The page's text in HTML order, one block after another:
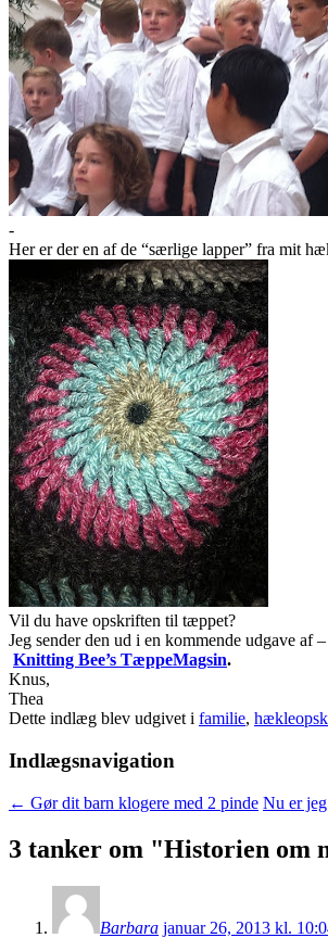
-
Her er der en af de “særlige lapper” fra mit
Vil du have opskriften til tæppet?
Jeg sender den ud i en kommende udgave af
Knitting Bee’s TæppeMagsin.
Knus,
Thea
Dette indlæg blev udgivet i familie,
Indlægsnavigation
← Gør dit barn klogere med 2 pinde Nu er
3 tanker om "Historien om
Barbara januar 26, 2013 kl.